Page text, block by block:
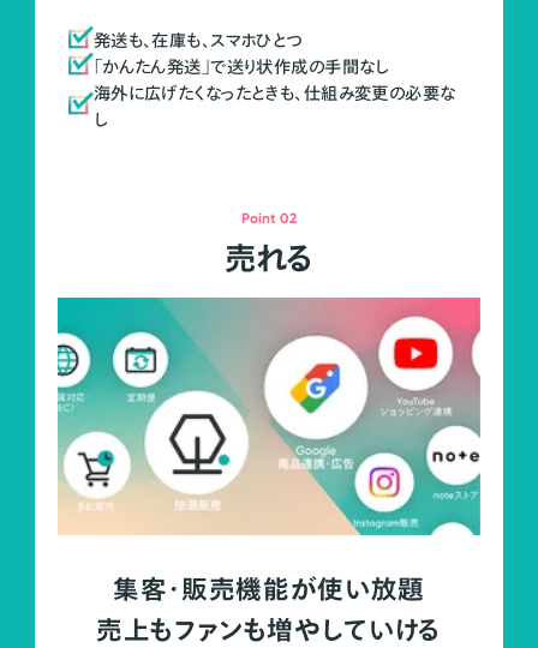
発送も、在庫も、スマホひとつ
「かんたん発送」で送り状作成の手間なし
海外に広げたくなったときも、仕組み変更の必要な
し
Point 02
売れる
集客・販売機能が使い放題
売上もファンも増やしていける